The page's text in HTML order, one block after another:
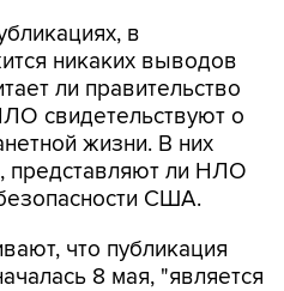
в
никаких выводов
ли правительство
свидетельствуют о
жизни. В них
представляют ли НЛО
США.
что публикация
8 мая, "является